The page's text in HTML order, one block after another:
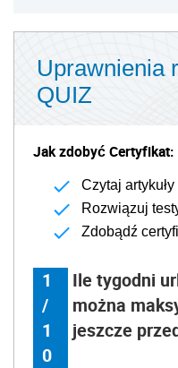
Uprawnienia
QUIZ
Jak zdobyć Certyfikat:
Czytaj artykuły
Rozwiązuj
Zdobądź
1
/
1
0
Ile tygodni
można
jeszcze